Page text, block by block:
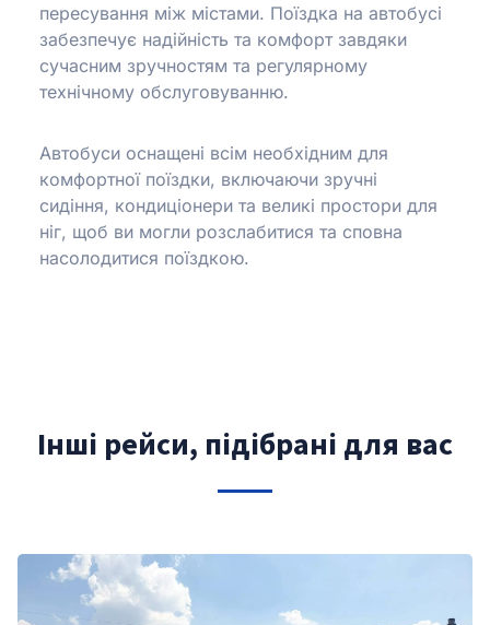
пересування між містами. Поїздка на автобусі
забезпечує надійність та комфорт завдяки
сучасним зручностям та регулярному
технічному обслуговуванню.
Автобуси оснащені всім необхідним для
комфортної поїздки, включаючи зручні
сидіння, кондиціонери та великі простори для
ніг, щоб ви могли розслабитися та сповна
насолодитися поїздкою.
Інші рейси, підібрані для вас